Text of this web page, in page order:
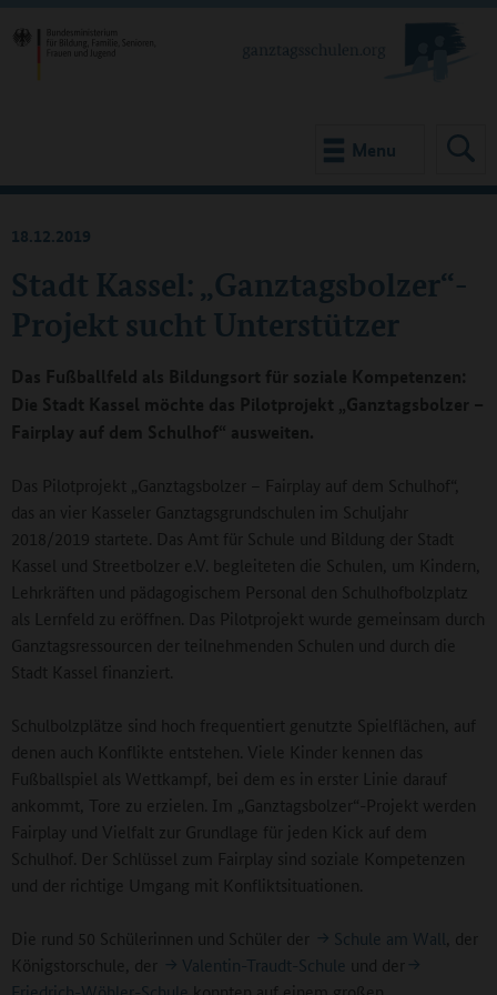
Menu
Stadt Kassel: „Ganztagsbolzer“-
Projekt sucht Unterstützer
18.12.2019
Das Fußballfeld als Bildungsort für soziale Kompetenzen:
Die Stadt Kassel möchte das Pilotprojekt „Ganztagsbolzer –
Fairplay auf dem Schulhof“ ausweiten.
Das Pilotprojekt „Ganztagsbolzer – Fairplay auf dem Schulhof“,
das an vier Kasseler Ganztagsgrundschulen im Schuljahr
2018/2019 startete. Das Amt für Schule und Bildung der Stadt
Kassel und Streetbolzer e.V. begleiteten die Schulen, um Kindern,
Lehrkräften und pädagogischem Personal den Schulhofbolzplatz
als Lernfeld zu eröffnen. Das Pilotprojekt wurde gemeinsam durch
Ganztagsressourcen der teilnehmenden Schulen und durch die
Stadt Kassel finanziert.
Schulbolzplätze sind hoch frequentiert genutzte Spielflächen, auf
denen auch Konflikte entstehen. Viele Kinder kennen das
Fußballspiel als Wettkampf, bei dem es in erster Linie darauf
ankommt, Tore zu erzielen. Im „Ganztagsbolzer“-Projekt werden
Fairplay und Vielfalt zur Grundlage für jeden Kick auf dem
Schulhof. Der Schlüssel zum Fairplay sind soziale Kompetenzen
und der richtige Umgang mit Konfliktsituationen.
Die rund 50 Schülerinnen und Schüler der Schule am Wall , der
Königstorschule, der
Valentin-Traudt-Schule und der